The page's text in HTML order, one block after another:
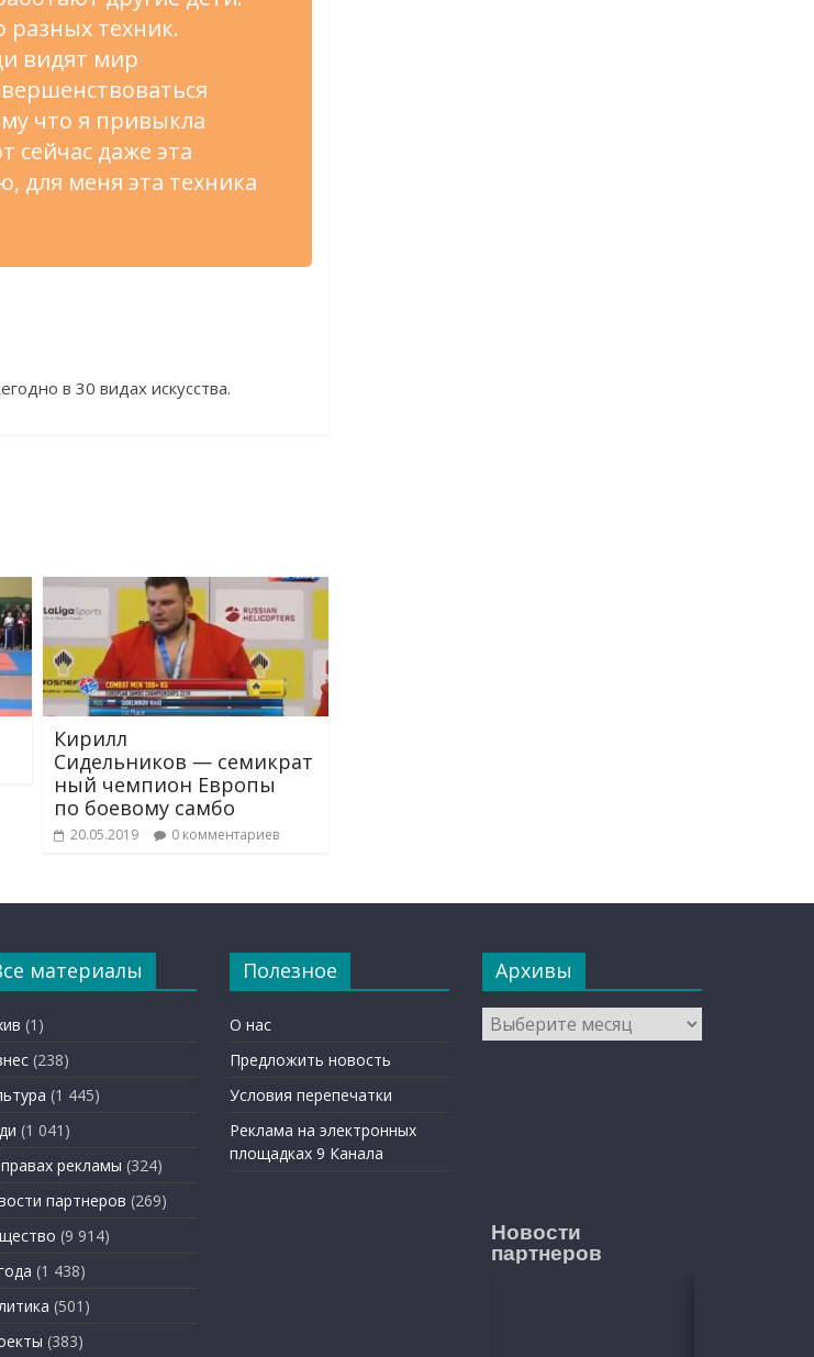
разных техник.
видят мир
что я привыкла
сейчас даже эта
для меня эта техника
в 30 видах искусства.
Кирилл
Сидельников — семикрат
ный чемпион Европы
по боевому самбо
20.05.2019 0 комментариев
материалы
(1)
(238)
(1 445)
(1 041)
рекламы (324)
партнеров (269)
(9 914)
(1 438)
(501)
(383)
Полезное
О нас
Предложить новость
Условия перепечатки
Реклама на электронных
площадках 9 Канала
Архивы
Архивы
Новости
партнеров